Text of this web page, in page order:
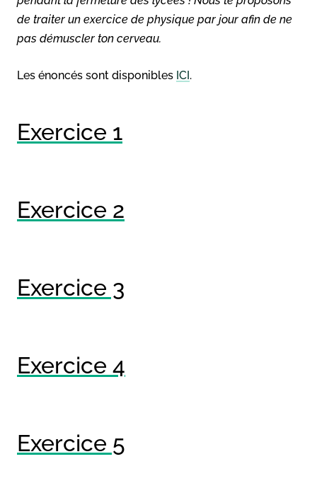
de traiter un exercice de physique par jour afin de ne
pas démuscler ton cerveau.
Les énoncés sont disponibles ICI.
Exercice 1
Exercice 2
Exercice 3
Exercice 4
Exercice 5